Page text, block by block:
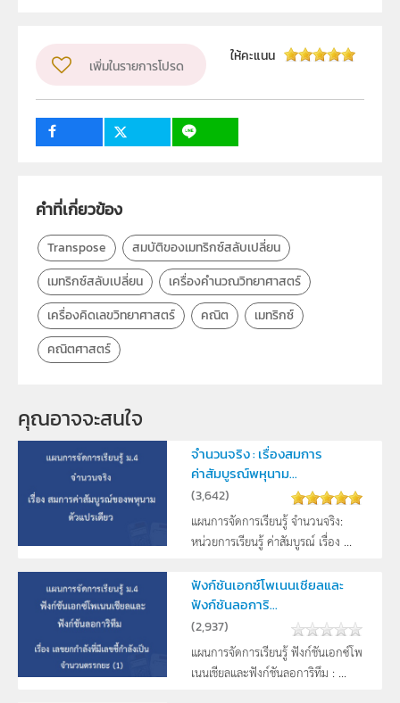
ผู้แต่ง หรือ เจ้าของผลงาน
วิชา
กลุ่มเป้าหมาย
เพิ่มในรายการโปรด
ให้คะแนน
คำที่เกี่ยวข้อง
Transpose
สมบัติของเมทริกซ์สลับเปลี่ยน
เมทริกซ์สลับเปลี่ยน
เครื่องคำนวณวิทยาศาสตร์
เครื่องคิดเลขวิทยาศาสตร์
คณิต
เมทริกซ์
คณิตศาสตร์
คุณอาจจะสนใจ
จำนวนจริง : เรื่องสมการ
ค่าสัมบูรณ์พหุนาม...
(3,642)
แผนการจัดการเรียนรู้ จำนวนจริง:
หน่วยการเรียนรู้ ค่าสัมบูรณ์ เรื่อง ...
ฟังก์ชันเอกซ์โพเนนเชียลและ
ฟังก์ชันลอการิ...
(2,937)
แผนการจัดการเรียนรู้ ฟังก์ชันเอกซ์โพ
เนนเชียลและฟังก์ชันลอการิทึม : ...